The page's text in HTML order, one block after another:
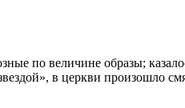
по величине образы;
в церкви произошло